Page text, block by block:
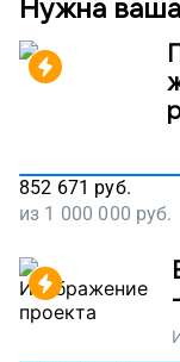
Нужна
852 671 руб.
из 1 000 000 руб.